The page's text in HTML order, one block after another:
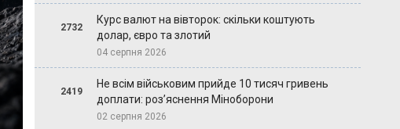
2732
Курс валют на вівторок: скільки коштують
долар, євро та злотий
04 серпня 2026
2419
Не всім військовим прийде 10 тисяч гривень
доплати: роз’яснення Міноборони
02 серпня 2026